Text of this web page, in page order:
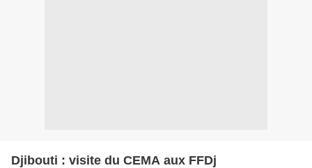
Djibouti : visite du CEMA aux FFDj